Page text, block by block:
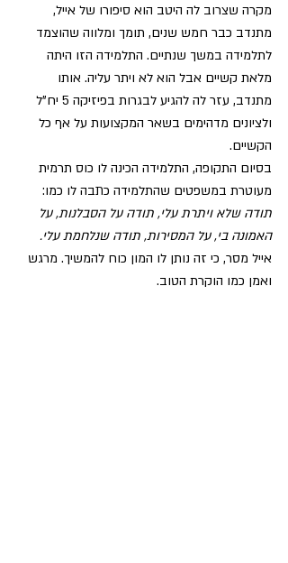
מקרה שצרוב לה היטב הוא סיפורו של אייל,
מתנדב כבר חמש שנים, תומך ומלווה שהוצמד
לתלמידה במשך שנתיים. התלמידה הזו היתה
מלאת קשיים אבל הוא לא ויתר עליה. אותו
מתנדב, עזר לה להגיע לבגרות בפיזיקה 5 יח"ל
ולציונים מדהימים בשאר המקצועות על אף כל
הקשיים.
בסיום התקופה, התלמידה הכינה לו כוס תרמית
מעוטרת במשפטים שהתלמידה כתבה לו כמו:
תודה שלא ויתרת עלי, תודה על הסבלנות, על
האמונה בי, על המסירות, תודה שנלחמת עלי.
אייל מסר, כי זה נותן לו המון כוח להמשיך. מרגש
ואמן כמו הוקרת הטוב.